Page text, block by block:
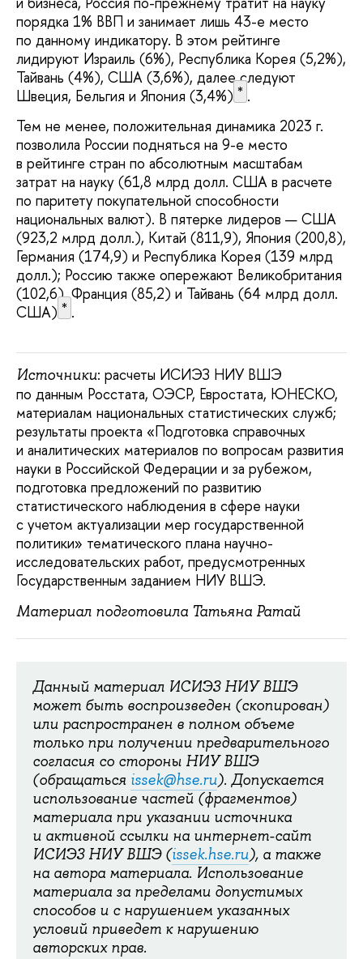
порядка 1% ВВП и занимает лишь 43-е место
по данному индикатору. В этом рейтинге
лидируют Израиль (6%), Республика Корея (5,2%),
Тайвань (4%), США (3,6%), далее следуют
Швеция, Бельгия и Япония (3,4%) * .
Тем не менее, положительная динамика 2023 г.
позволила России подняться на 9-е место
в рейтинге стран по абсолютным масштабам
затрат на науку (61,8 млрд долл. США в расчете
по паритету покупательной способности
национальных валют). В пятерке лидеров — США
(923,2 млрд долл.), Китай (811,9), Япония (200,8),
Германия (174,9) и Республика Корея (139 млрд
долл.); Россию также опережают Великобритания
(102,6), Франция (85,2) и Тайвань (64 млрд долл.
США) * .
Источники: расчеты ИСИЭЗ НИУ ВШЭ
по данным Росстата, ОЭСР, Евростата, ЮНЕСКО,
материалам национальных статистических служб;
результаты проекта «Подготовка справочных
и аналитических материалов по вопросам развития
науки в Российской Федерации и за рубежом,
подготовка предложений по развитию
статистического наблюдения в сфере науки
с учетом актуализации мер государственной
политики» тематического плана научно-
исследовательских работ, предусмотренных
Государственным заданием НИУ ВШЭ.
Материал подготовила Татьяна Ратай
Данный материал ИСИЭЗ НИУ ВШЭ
может быть воспроизведен (скопирован)
или распространен в полном объеме
только при получении предварительного
согласия со стороны НИУ ВШЭ
(обращаться issek@hse.ru). Допускается
использование частей (фрагментов)
материала при указании источника
и активной ссылки на интернет-сайт
ИСИЭЗ НИУ ВШЭ (issek.hse.ru), а также
на автора материала. Использование
материала за пределами допустимых
способов и с нарушением указанных
условий приведет к нарушению
авторских прав.